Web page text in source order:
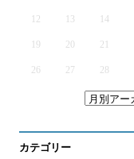
12 13 14
19 20 21
26 27 28
カテゴリー